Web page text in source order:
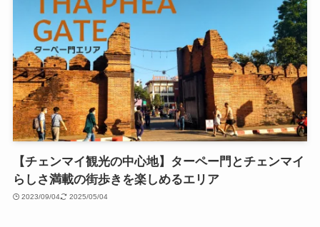
【チェンマイ観光の中心地】ターペー門とチェンマイ
らしさ満載の街歩きを楽しめるエリア
2023/09/04 2025/05/04